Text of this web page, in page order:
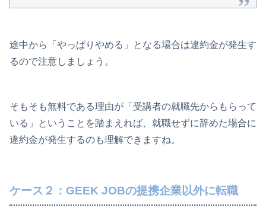
途中から「やっぱりやめる」となる場合は違約金が発生す
るので注意しましょう。
そもそも無料である理由が「受講者の就職先からもらって
いる」ということを踏まえれば、就職せずに辞めた場合に
違約金が発生するのも理解できますね。
ケース２：GEEK JOBの提携企業以外に転職